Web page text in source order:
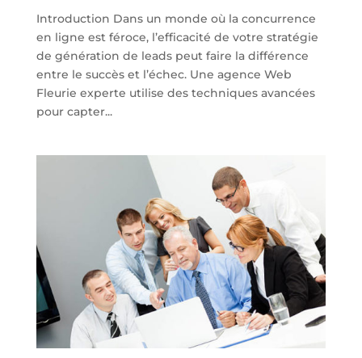
Introduction Dans un monde où la concurrence
en ligne est féroce, l’efficacité de votre stratégie
de génération de leads peut faire la différence
entre le succès et l’échec. Une agence Web
Fleurie experte utilise des techniques avancées
pour capter...